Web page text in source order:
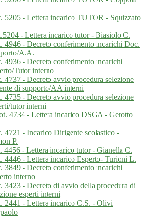
5205 - Lettera incarico TUTOR - Squizzato
- Lettera incarico tutor - Biasiolo C.
4946 - Decreto conferimento incarichi Doc.
A.A.
4936 - Decreto conferimento incarichi
Tutor interno
4737 - Decreto avvio procedura selezione
di supporto/AA interni
4735 - Decreto avvio procedura selezione
tutor interni
4734 - Lettera incarico DSGA - Gerotto
4721 - Incarico Dirigente scolastico -
P.
4456 - Lettera incarico tutor - Gianella C.
4446 - Lettera incarico Esperto- Turioni L.
3849 - Decreto conferimento incarichi
interno
3423 - Decreto di avvio della procedura di
esperti interni
2441 - Lettera incarico C.S. - Olivi